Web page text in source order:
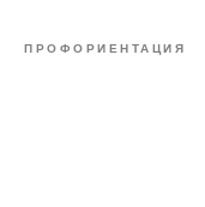
ПРОФОРИЕНТАЦИЯ